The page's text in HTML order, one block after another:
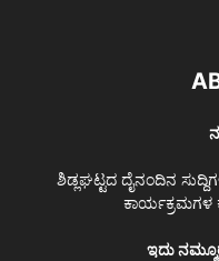
ಶಿಡ್ಲಘಟ್ಟದ ದೈನಂದಿನ
ಕಾರ್ಯಕ್ರಮಗಳ
ಇದು